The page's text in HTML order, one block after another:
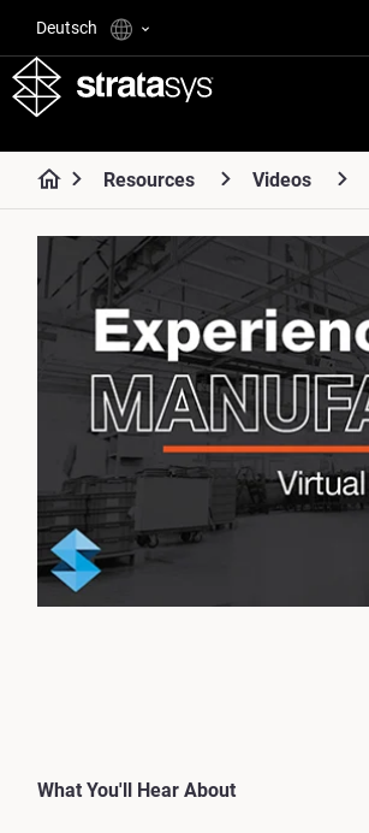
Deutsch
Resources Videos
What You'll Hear About